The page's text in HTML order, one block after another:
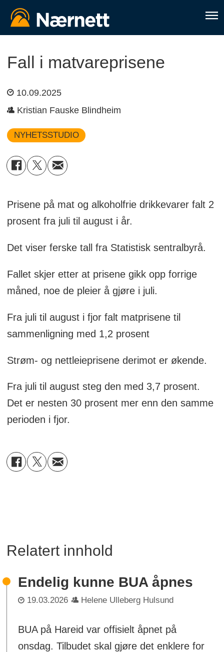
Fall i matvareprisene
10.09.2025
Kristian Fauske Blindheim
NYHETSSTUDIO
Prisene på mat og alkoholfrie drikkevarer falt 2
prosent fra juli til august i år.
Det viser ferske tall fra Statistisk sentralbyrå.
Fallet skjer etter at prisene gikk opp forrige
måned, noe de pleier å gjøre i juli.
Fra juli til august i fjor falt matprisene til
sammenligning med 1,2 prosent
Strøm- og nettleieprisene derimot er økende.
Fra juli til august steg den med 3,7 prosent.
Det er nesten 30 prosent mer enn den samme
perioden i fjor.
Relatert innhold
Endelig kunne BUA åpnes
19.03.2026 Helene Ulleberg Hulsund
BUA på Hareid var offisielt åpnet på
onsdag. Tilbudet skal gjøre det enklere for